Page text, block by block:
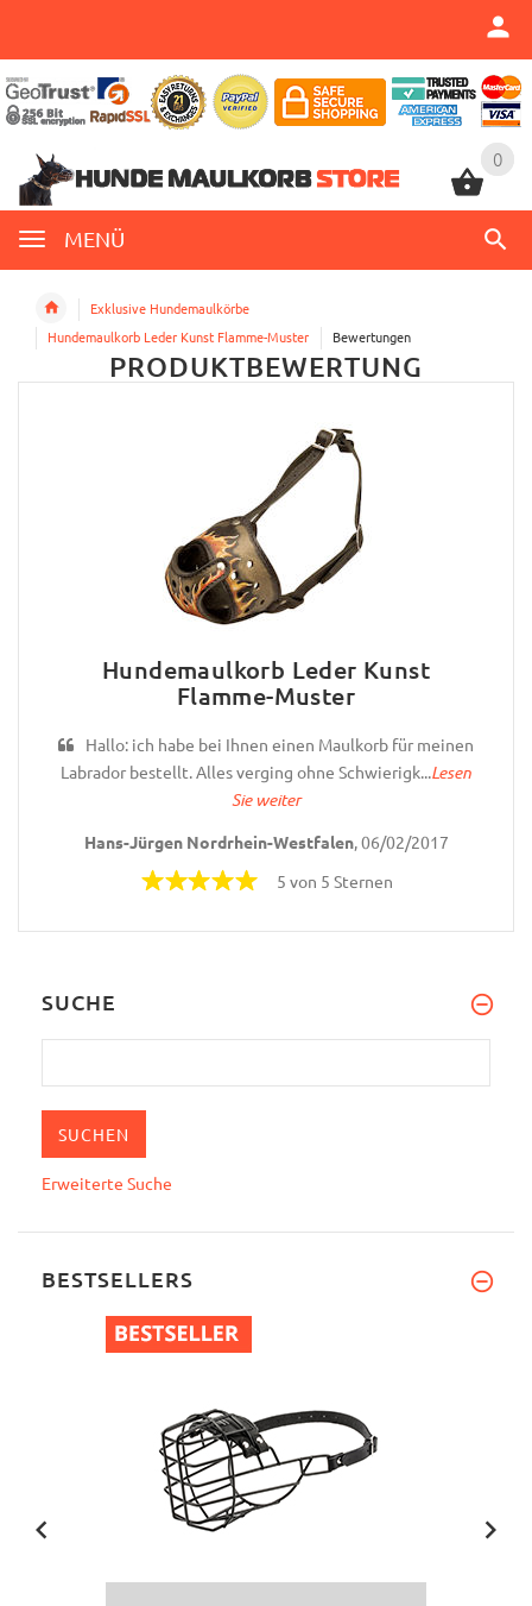
0
MENÜ
0
Exklusive Hundemaulkörbe
Hundemaulkorb Leder Kunst Flamme-Muster
Bewertungen
PRODUKTBEWERTUNG
Hundemaulkorb Leder Kunst
Flamme-Muster
Hallo: ich habe bei Ihnen einen Maulkorb für meinen
Labrador bestellt. Alles verging ohne Schwierigk...Lesen
Sie weiter
Hans-Jürgen Nordrhein-Westfalen, 06/02/2017
5 von 5 Sternen
SUCHE
Erweiterte Suche
BESTSELLERS